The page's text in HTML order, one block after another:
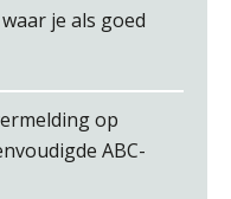
je als goed
op
ABC-